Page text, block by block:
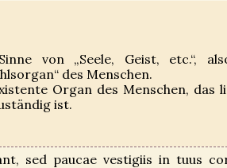
von „Seele, Geist, etc.“,
des Menschen.
Organ des Menschen, das
ist.
sed paucae vestigiis in tuus